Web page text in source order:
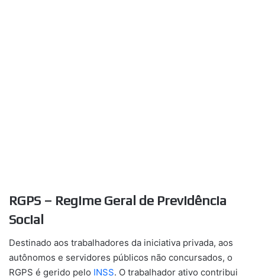
RGPS – Regime Geral de Previdência
Social
Destinado aos trabalhadores da iniciativa privada, aos
autônomos e servidores públicos não concursados, o
RGPS é gerido pelo INSS. O trabalhador ativo contribui